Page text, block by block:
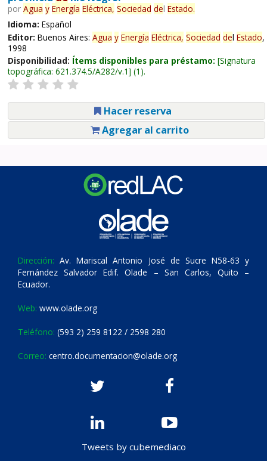
por Agua y Energía Eléctrica, Sociedad del Estado.
Idioma: Español
Editor: Buenos Aires: Agua y Energía Eléctrica, Sociedad del Estado,
1998
Disponibilidad: Ítems disponibles para préstamo: Signatura
topográfica: 621.374.5/A282/v.1 (1).
Hacer reserva
Agregar al carrito
Dirección: Av. Mariscal Antonio José de Sucre N58-63 y
Fernández Salvador Edif. Olade – San Carlos, Quito –
Ecuador.
Web: www.olade.org
Teléfono: (593 2) 259 8122 / 2598 280
Correo: centro.documentacion@olade.org
Tweets by cubemediaco